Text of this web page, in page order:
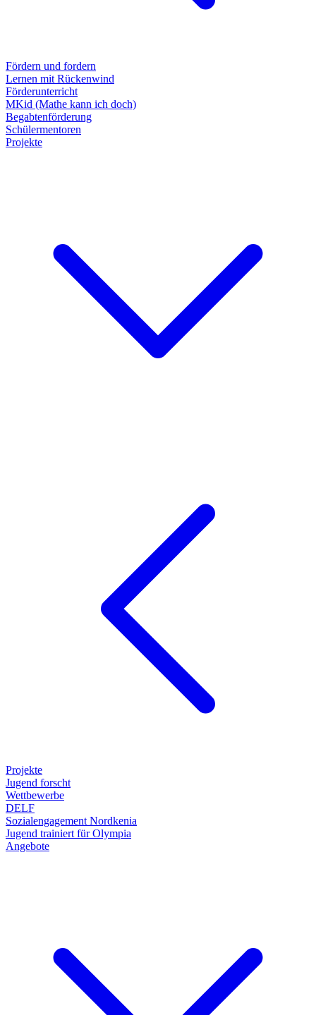
Fördern und fordern
Lernen mit Rückenwind
Förderunterricht
MKid (Mathe kann ich doch)
Begabtenförderung
Schülermentoren
Projekte
Projekte
Jugend forscht
Wettbewerbe
DELF
Sozialengagement Nordkenia
Jugend trainiert für Olympia
Angebote